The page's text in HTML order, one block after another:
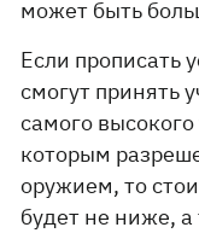
может быть
Если прописать
смогут принять
самого
которым
оружием, то
будет не ниже,